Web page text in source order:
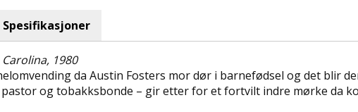
Spesifikasjoner
1980
da Austin Fosters mor dør i barnefødsel og det blir
og tobakksbonde – gir etter for et fortvilt indre mørke da